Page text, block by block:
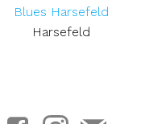
Blues Harsefeld
Harsefeld